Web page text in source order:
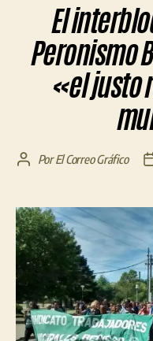
El
Peronismo
«el justo
Autor
entrada
PorEl Correo Gráfico